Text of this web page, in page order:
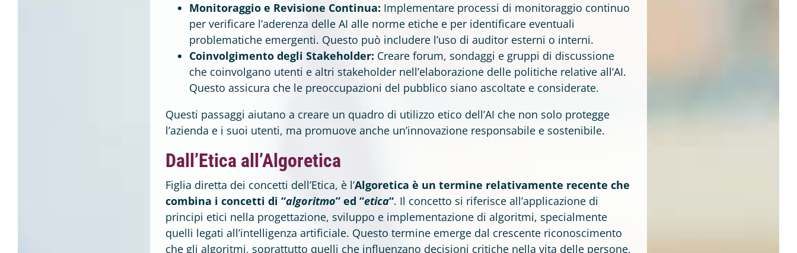
Monitoraggio e Revisione Continua: Implementare processi di monitoraggio continuo
per verificare l’aderenza delle AI alle norme etiche e per identificare eventuali
problematiche emergenti. Questo può includere l’uso di auditor esterni o interni.
Coinvolgimento degli Stakeholder: Creare forum, sondaggi e gruppi di discussione
che coinvolgano utenti e altri stakeholder nell’elaborazione delle politiche relative all’AI.
Questo assicura che le preoccupazioni del pubblico siano ascoltate e considerate.
Questi passaggi aiutano a creare un quadro di utilizzo etico dell’AI che non solo protegge
l’azienda e i suoi utenti, ma promuove anche un’innovazione responsabile e sostenibile.
Dall’Etica all’Algoretica
Figlia diretta dei concetti dell’Etica, è l’Algoretica è un termine relativamente recente che
combina i concetti di “algoritmo” ed “etica“. Il concetto si riferisce all’applicazione di
principi etici nella progettazione, sviluppo e implementazione di algoritmi, specialmente
quelli legati all’intelligenza artificiale. Questo termine emerge dal crescente riconoscimento
che gli algoritmi, soprattutto quelli che influenzano decisioni critiche nella vita delle persone,